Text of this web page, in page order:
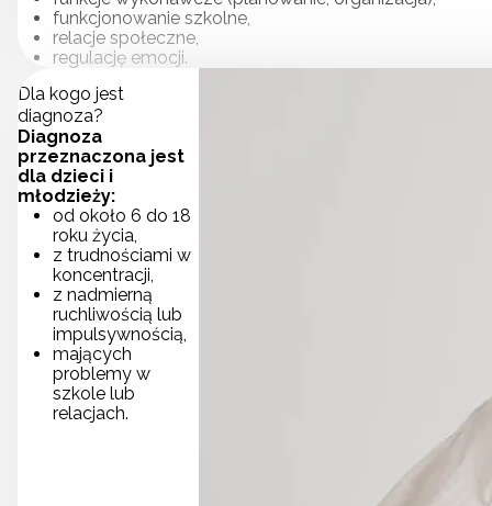
funkcjonowanie szkolne,
relacje społeczne,
regulację emocji.
Dla kogo jest
diagnoza?
Diagnoza
przeznaczona jest
dla dzieci i
młodzieży:
od około 6 do 18
roku życia,
z trudnościami w
koncentracji,
z nadmierną
ruchliwością lub
impulsywnością,
mających
problemy w
szkole lub
relacjach.